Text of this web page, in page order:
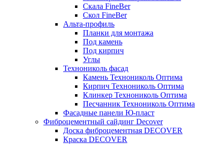
Скала FineBer
Скол FineBer
Альта-профиль
Планки для монтажа
Под камень
Под кирпич
Углы
Технониколь фасад
Камень Технониколь Оптима
Кирпич Технониколь Оптима
Клинкер Технониколь Оптима
Песчанник Технониколь Оптима
Фасадные панели Ю-пласт
Фиброцементный сайдинг Decover
Доска фиброцементная DECOVER
Краска DECOVER